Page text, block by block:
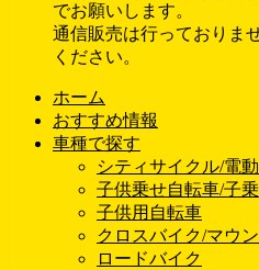
でお願いします。
通信販売は行っておりま
ください。
ホーム
おすすめ情報
車種で探す
シティサイクル/電
子供乗せ自転車/子
子供用自転車
クロスバイク/マウ
ロードバイク